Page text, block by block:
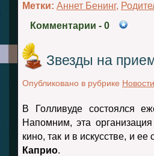
Метки: Аннет Бенинг,
Комментарии - 0
Звезды на
Опубликовано в рубрике Новости
В Голливуде состоялся
Напомним, эта
кино, так и в искусстве, и
Каприо.